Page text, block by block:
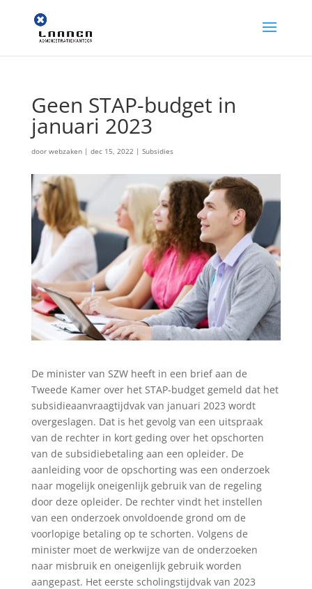
Geen STAP-budget in
januari 2023
door webzaken| dec 15, 2022 | Subsidies
De minister van SZW heeft in een brief aan de
Tweede Kamer over het STAP-budget gemeld dat het
subsidieaanvraagtijdvak van januari 2023 wordt
overgeslagen. Dat is het gevolg van een uitspraak
van de rechter in kort geding over het opschorten
van de subsidiebetaling aan een opleider. De
aanleiding voor de opschorting was een onderzoek
naar mogelijk oneigenlijk gebruik van de regeling
door deze opleider. De rechter vindt het instellen
van een onderzoek onvoldoende grond om de
voorlopige betaling op te schorten. Volgens de
minister moet de werkwijze van de onderzoeken
naar misbruik en oneigenlijk gebruik worden
aangepast. Het eerste scholingstijdvak van 2023